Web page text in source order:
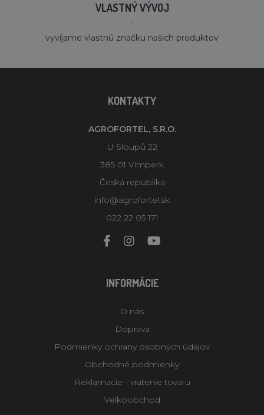
VLASTNÝ VÝVOJ
´
vyvíjame vlastnú značku našich produktov
KONTAKTY
AGROFORTEL, S.R.O.
U Sloupů 22
385 01 Vimperk
Česká republika
info@agrofortel.sk
022 22 05 171
INFORMÁCIE
O nás
Doprava
Podmienky ochrany osobných údajov
Obchodné podmienky
Reklamacie - vratenie tovaru
Velkoobchod